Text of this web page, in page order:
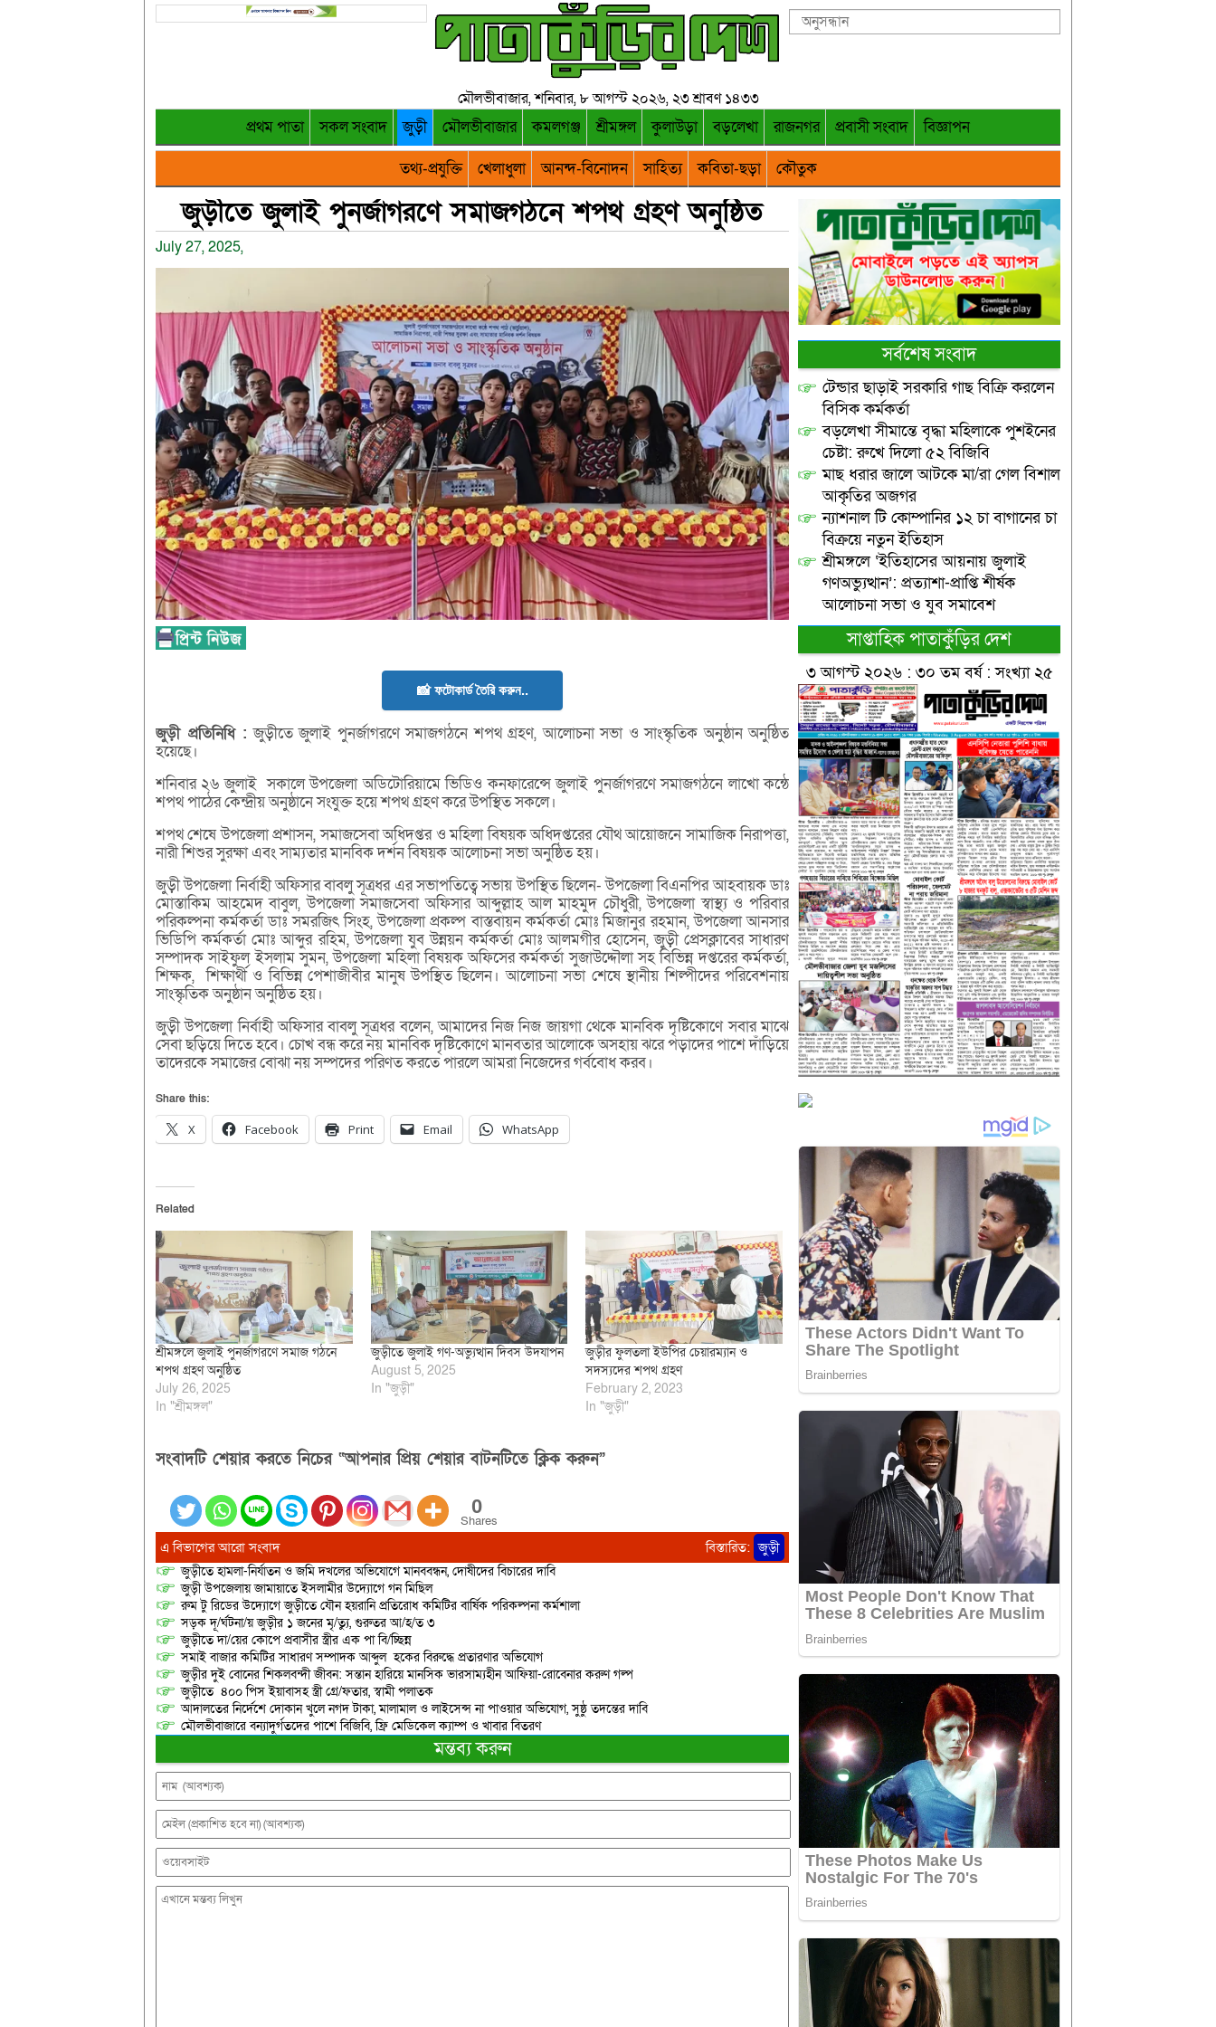
মৌলভীবাজার, শনিবার, ৮ আগস্ট ২০২৬, ২৩ শ্রাবণ ১৪৩৩
প্রথম পাতা সকল সংবাদ জুড়ী মৌলভীবাজার কমলগঞ্জ শ্রীমঙ্গল কুলাউড়া বড়লেখা রাজনগর প্রবাসী সংবাদ
বিজ্ঞাপন
তথ্য-প্রযুক্তি
খেলাধুলা আনন্দ-বিনোদন সাহিত্য কবিতা-ছড়া কৌতুক
জুড়ীতে জুলাই পুনর্জাগরণে সমাজগঠনে শপথ গ্রহণ অনুষ্ঠিত
July 27, 2025,
📸 ফটোকার্ড তৈরি করুন..
জুড়ী প্রতিনিধি : জুড়ীতে জুলাই পুনর্জাগরণে সমাজগঠনে শপথ গ্রহণ, আলোচনা সভা ও সাংস্কৃতিক অনুষ্ঠান অনুষ্ঠিত
হয়েছে।
শনিবার ২৬ জুলাই সকালে উপজেলা অডিটোরিয়ামে ভিডিও কনফারেন্সে জুলাই পুনর্জাগরণে সমাজগঠনে লাখো কন্ঠে
শপথ পাঠের কেন্দ্রীয় অনুষ্ঠানে সংযুক্ত হয়ে শপথ গ্রহণ করে উপস্থিত সকলে।
শপথ শেষে উপজেলা প্রশাসন, সমাজসেবা অধিদপ্তর ও মহিলা বিষয়ক অধিদপ্তরের যৌথ আয়োজনে সামাজিক নিরাপত্তা,
নারী শিশুর সুরক্ষা এবং সাম্যতার মানবিক দর্শন বিষয়ক আলোচনা সভা অনুষ্ঠিত হয়।
জুড়ী উপজেলা নির্বাহী অফিসার বাবলু সূত্রধর এর সভাপতিত্বে সভায় উপস্থিত ছিলেন- উপজেলা বিএনপির আহবায়ক ডাঃ
মোস্তাকিম আহমেদ বাবুল, উপজেলা সমাজসেবা অফিসার আব্দুল্লাহ আল মাহমুদ চৌধুরী, উপজেলা স্বাস্থ্য ও পরিবার
পরিকল্পনা কর্মকর্তা ডাঃ সমরজিৎ সিংহ, উপজেলা প্রকল্প বাস্তবায়ন কর্মকর্তা মোঃ মিজানুর রহমান, উপজেলা আনসার
ভিডিপি কর্মকর্তা মোঃ আব্দুর রহিম, উপজেলা যুব উন্নয়ন কর্মকর্তা মোঃ আলমগীর হোসেন, জুড়ী প্রেসক্লাবের সাধারণ
সম্পাদক সাইফুল ইসলাম সুমন, উপজেলা মহিলা বিষয়ক অফিসের কর্মকর্তা সুজাউদ্দৌলা সহ বিভিন্ন দপ্তরের কর্মকর্তা,
শিক্ষক, শিক্ষার্থী ও বিভিন্ন পেশাজীবীর মানুষ উপস্থিত ছিলেন। আলোচনা সভা শেষে স্থানীয় শিল্পীদের পরিবেশনায়
সাংস্কৃতিক অনুষ্ঠান অনুষ্ঠিত হয়।
জুড়ী উপজেলা নির্বাহী অফিসার বাবলু সূত্রধর বলেন, আমাদের নিজ নিজ জায়গা থেকে মানবিক দৃষ্টিকোণে সবার মাঝে
সেবা ছড়িয়ে দিতে হবে। চোখ বন্ধ করে নয় মানবিক দৃষ্টিকোণে মানবতার আলোকে অসহায় ঝরে পড়াদের পাশে দাঁড়িয়ে
তাদেরকে সমাজের বোঝা নয় সম্পদের পরিণত করতে পারলে আমরা নিজেদের গর্ববোধ করব।
Share this:
X Facebook Print Email WhatsApp
Related
শ্রীমঙ্গলে জুলাই পুনর্জাগরণে সমাজ গঠনে
শপথ গ্রহণ অনুষ্ঠিত
July 26, 2025
In "শ্রীমঙ্গল"
জুড়ীতে জুলাই গণ-অভ্যুত্থান দিবস উদযাপন
August 5, 2025
In "জুড়ী"
জুড়ীর ফুলতলা ইউপির চেয়ারম্যান ও
সদস্যদের শপথ গ্রহণ
February 2, 2023
In "জুড়ী"
সংবাদটি শেয়ার করতে নিচের “আপনার প্রিয় শেয়ার বাটনটিতে ক্লিক করুন”
0
Shares
এ বিভাগের আরো সংবাদ বিস্তারিত: জুড়ী
জুড়ীতে হামলা-নির্যাতন ও জমি দখলের অভিযোগে মানববন্ধন, দোষীদের বিচারের দাবি
জুড়ী উপজেলায় জামায়াতে ইসলামীর উদ্যোগে গন মিছিল
রুম টু রিডের উদ্যোগে জুড়ীতে যৌন হয়রানি প্রতিরোধ কমিটির বার্ষিক পরিকল্পনা কর্মশালা
সড়ক দূ/র্ঘটনা/য় জুড়ীর ১ জনের মৃ/ত্যু, গুরুতর আ/হ/ত ৩
জুড়ীতে দা/য়ের কোপে প্রবাসীর স্ত্রীর এক পা বি/চ্ছিন্ন
সমাই বাজার কমিটির সাধারণ সম্পাদক আব্দুল হকের বিরুদ্ধে প্রতারণার অভিযোগ
জুড়ীর দুই বোনের শিকলবন্দী জীবন: সন্তান হারিয়ে মানসিক ভারসাম্যহীন আফিয়া-রোবেনার করুণ গল্প
জুড়ীতে ৪০০ পিস ইয়াবাসহ স্ত্রী গ্রে/ফতার, স্বামী পলাতক
আদালতের নির্দেশে দোকান খুলে নগদ টাকা, মালামাল ও লাইসেন্স না পাওয়ার অভিযোগ, সুষ্ঠু তদন্তের দাবি
মৌলভীবাজারে বন্যাদুর্গতদের পাশে বিজিবি, ফ্রি মেডিকেল ক্যাম্প ও খাবার বিতরণ
মন্তব্য করুন
সর্বশেষ সংবাদ
টেন্ডার ছাড়াই সরকারি গাছ বিক্রি করলেন
বিসিক কর্মকর্তা
বড়লেখা সীমান্তে বৃদ্ধা মহিলাকে পুশইনের
চেষ্টা: রুখে দিলো ৫২ বিজিবি
মাছ ধরার জালে আটকে মা/রা গেল বিশাল
আকৃতির অজগর
ন্যাশনাল টি কোম্পানির ১২ চা বাগানের চা
বিক্রয়ে নতুন ইতিহাস
শ্রীমঙ্গলে ‘ইতিহাসের আয়নায় জুলাই
গণঅভ্যুত্থান’: প্রত্যাশা-প্রাপ্তি শীর্ষক
আলোচনা সভা ও যুব সমাবেশ
সাপ্তাহিক পাতাকুঁড়ির দেশ
৩ আগস্ট ২০২৬ : ৩০ তম বর্ষ : সংখ্যা ২৫